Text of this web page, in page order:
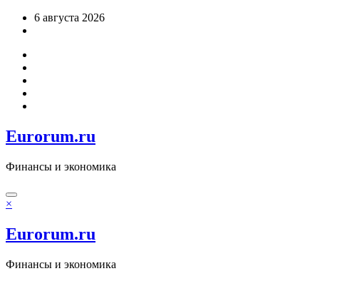
Перейти6 августа 2026
Eurorum.ru
Финансы и экономика
×
Eurorum.ru
Финансы и экономика